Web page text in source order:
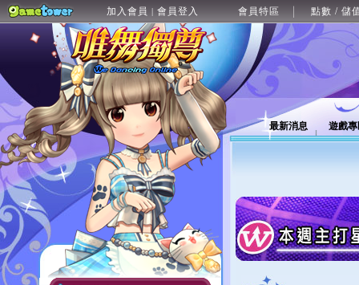
加入會員 | 會員登入 會員特區 點數 / 儲
最新消息 遊戲